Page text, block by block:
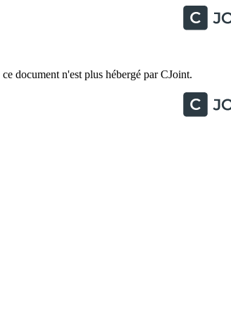
document n'est plus hébergé par CJoint.